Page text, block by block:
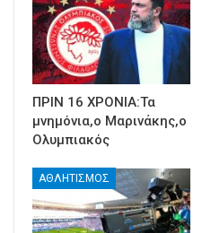
ΠΡΙΝ 16 ΧΡΟΝΙΑ:Τα
μνημόνια,ο Μαρινάκης,ο
Ολυμπιακός
ΑΘΛΗΤΙΣΜΟΣ